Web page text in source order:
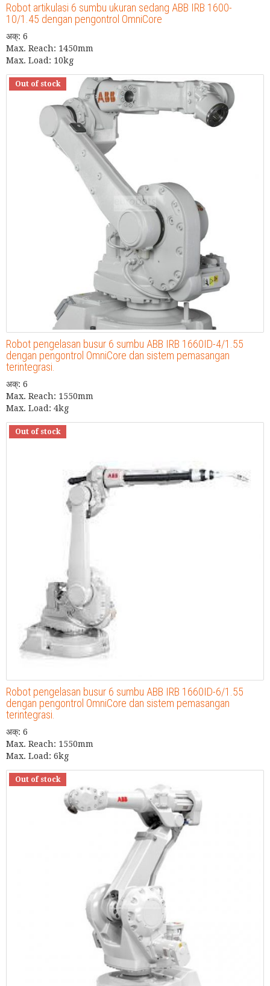
Robot artikulasi 6 sumbu ukuran sedang ABB IRB 1600-
10/1.45 dengan pengontrol OmniCore
अक्: 6
Max. Reach: 1450mm
Max. Load: 10kg
Out of stock
Robot pengelasan busur 6 sumbu ABB IRB 1660ID-4/1.55
dengan pengontrol OmniCore dan sistem pemasangan
terintegrasi.
अक्: 6
Max. Reach: 1550mm
Max. Load: 4kg
Out of stock
Robot pengelasan busur 6 sumbu ABB IRB 1660ID-6/1.55
dengan pengontrol OmniCore dan sistem pemasangan
terintegrasi.
अक्: 6
Max. Reach: 1550mm
Max. Load: 6kg
Out of stock